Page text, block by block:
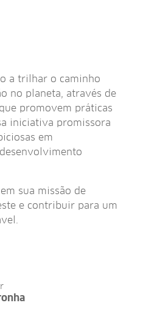
a trilhar o caminho
no planeta, através de
promovem práticas
iniciativa promissora
em
sua missão de
e contribuir para um